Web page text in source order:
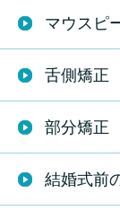
マウスピ
舌側矯正
部分矯正
結婚式前